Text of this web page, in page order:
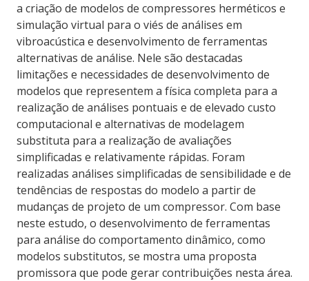
a criação de modelos de compressores herméticos e
simulação virtual para o viés de análises em
vibroacústica e desenvolvimento de ferramentas
alternativas de análise. Nele são destacadas
limitações e necessidades de desenvolvimento de
modelos que representem a física completa para a
realização de análises pontuais e de elevado custo
computacional e alternativas de modelagem
substituta para a realização de avaliações
simplificadas e relativamente rápidas. Foram
realizadas análises simplificadas de sensibilidade e de
tendências de respostas do modelo a partir de
mudanças de projeto de um compressor. Com base
neste estudo, o desenvolvimento de ferramentas
para análise do comportamento dinâmico, como
modelos substitutos, se mostra uma proposta
promissora que pode gerar contribuições nesta área.